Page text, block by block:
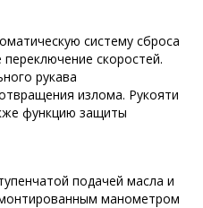
систему сброса
скоростей.
рукава
излома. Рукояти
функцию защиты
подачей масла и
манометром